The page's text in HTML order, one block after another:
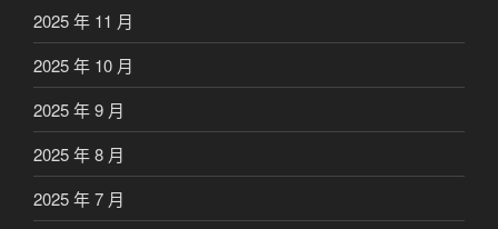
2025 年 11 月
2025 年 10 月
2025 年 9 月
2025 年 8 月
2025 年 7 月